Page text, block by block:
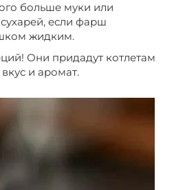
больше муки или
если фарш
жидким.
Они придадут котлетам
и аромат.